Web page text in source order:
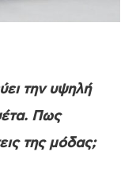
την υψηλή
Πως
της μόδας;